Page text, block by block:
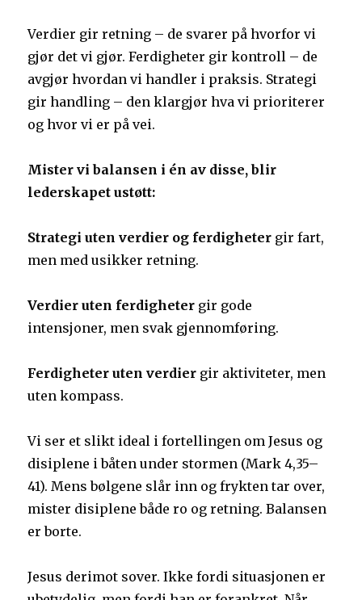
Verdier gir retning – de svarer på hvorfor vi
gjør det vi gjør. Ferdigheter gir kontroll – de
avgjør hvordan vi handler i praksis. Strategi
gir handling – den klargjør hva vi prioriterer
og hvor vi er på vei.
Mister vi balansen i én av disse, blir
lederskapet ustøtt:
Strategi uten verdier og ferdigheter gir fart,
men med usikker retning.
Verdier uten ferdigheter gir gode
intensjoner, men svak gjennomføring.
Ferdigheter uten verdier gir aktiviteter, men
uten kompass.
Vi ser et slikt ideal i fortellingen om Jesus og
disiplene i båten under stormen (Mark 4,35–
41). Mens bølgene slår inn og frykten tar over,
mister disiplene både ro og retning. Balansen
er borte.
Jesus derimot sover. Ikke fordi situasjonen er